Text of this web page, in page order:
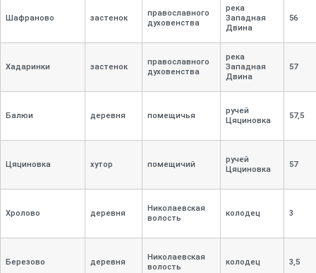
Шафраново застенок
православного
духовенства
река
Западная
Двина
56
Хадаринки застенок
православного
духовенства
река
Западная
Двина
57
Балюи деревня помещичья
ручей
Цяциновка
57,5
Цяциновка хутор помещичий
ручей
Цяциновка
57
Хролово деревня
Николаевская
волость
колодец 3
Березово деревня
Николаевская
волость
колодец 3,5